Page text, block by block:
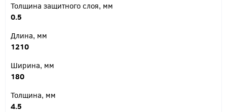
Толщина защитного слоя, мм
0.5
Длина, мм
1210
Ширина, мм
180
Толщина, мм
4.5